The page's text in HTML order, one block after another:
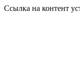
Ссылка на контент